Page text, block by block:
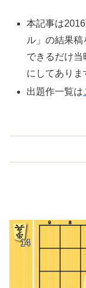
本記事は
ル」の結果稿
できるだけ
にしてありま
出題作一覧は